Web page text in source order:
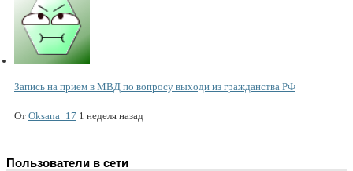
Запись на прием в МВД по вопросу выходи из гражданства РФ
От Oksana_17 1 неделя назад
Пользователи в сети